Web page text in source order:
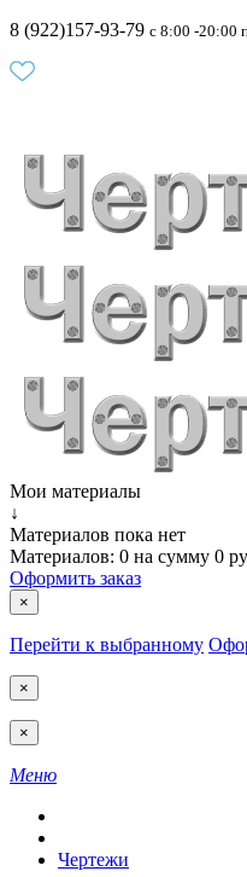
8 (922)157-93-79 c 8:00 -20:00
Мои материалы
↓
Материалов пока нет
Материалов: 0 на сумму 0
Оформить заказ
×
Перейти к выбранному
×
×
Меню
Чертежи